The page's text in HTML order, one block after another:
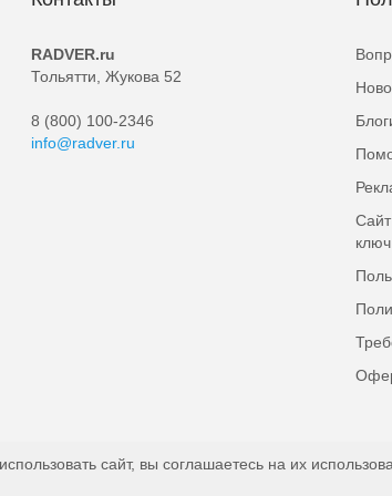
RADVER.ru
Тольятти, Жукова 52
8 (800) 100-2346
info@radver.ru
ключ
сайт, вы соглашаетесь на их